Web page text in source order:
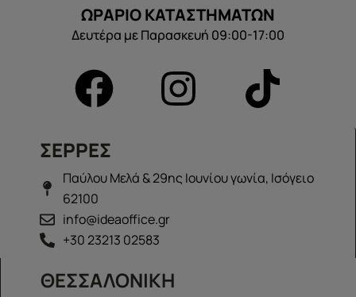
ΩΡΑΡΙΟ ΚΑΤΑΣΤΗΜΑΤΩΝ
Δευτέρα με Παρασκευή 09:00-17:00
ΣΕΡΡΕΣ
Παύλου Μελά & 29ης Ιουνίου γωνία, Ισόγειο
62100
info@ideaoffice.gr
+30 23213 02583
ΘΕΣΣΑΛΟΝΙΚΗ